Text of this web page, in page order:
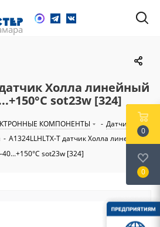
датчик Холла линейный
sot23w [324]
КОМПОНЕНТЫ - Датчики
-
- A1324LLHLTX-T датчик Холла линейный
sot23w [324]
0
0